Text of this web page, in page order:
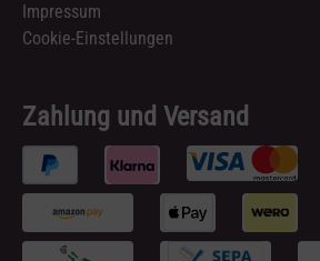
Impressum
Cookie-Einstellungen
Zahlung und Versand